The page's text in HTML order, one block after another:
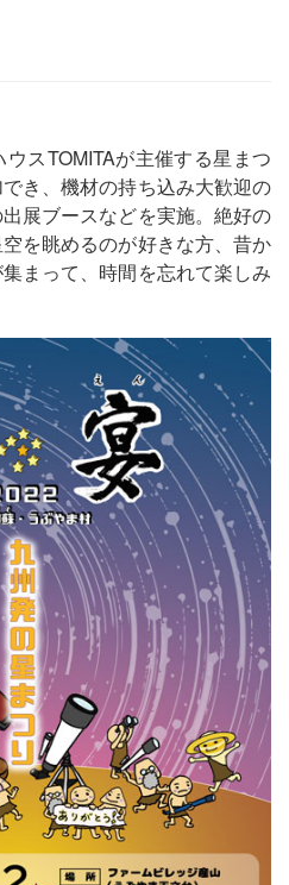
スTOMITAが主催する星まつ
き、機材の持ち込み大歓迎の
展ブースなどを実施。絶好の
を眺めるのが好きな方、昔か
まって、時間を忘れて楽しみ